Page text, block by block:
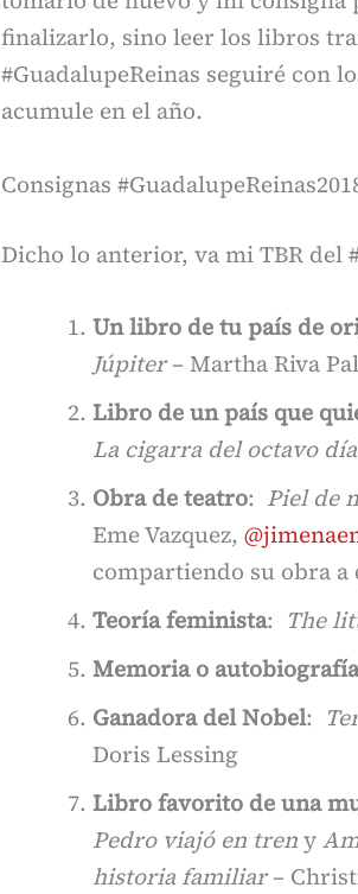
finalizarlo, sino leer los libros
#GuadalupeReinas seguiré con
acumule en el año.
Consignas
Dicho lo anterior, va mi TBR del
Un libro de tu país de
Júpiter– Martha Riva
Libro de un país que
La cigarra del octavo día
Obra de teatro: Piel de
Eme Vazquez,
compartiendo su obra a
Teoría feminista: The
Memoria o autobiografía
Ganadora del Nobel:
Doris Lessing
Libro favorito de una
Pedro viajó en treny
historia familiar–